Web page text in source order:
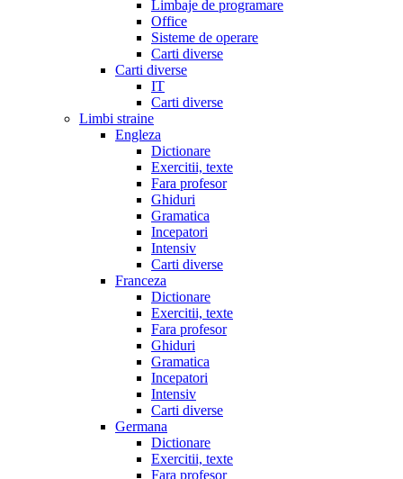
Limbaje de programare
Office
Sisteme de operare
Carti diverse
Carti diverse
IT
Carti diverse
Limbi straine
Engleza
Dictionare
Exercitii, texte
Fara profesor
Ghiduri
Gramatica
Incepatori
Intensiv
Carti diverse
Franceza
Dictionare
Exercitii, texte
Fara profesor
Ghiduri
Gramatica
Incepatori
Intensiv
Carti diverse
Germana
Dictionare
Exercitii, texte
Fara profesor